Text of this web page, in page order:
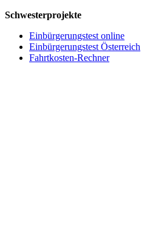
Schwesterprojekte
Einbürgerungstest online
Einbürgerungstest Österreich
Fahrtkosten-Rechner